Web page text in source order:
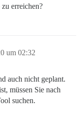
erreichen?
um 02:32
auch nicht geplant.
müssen Sie nach
suchen.